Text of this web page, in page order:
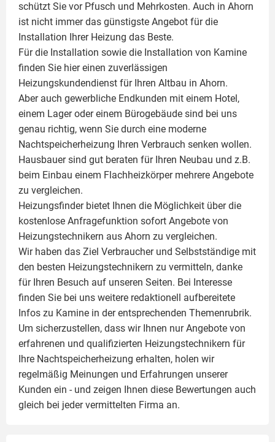
schützt Sie vor Pfusch und Mehrkosten. Auch in Ahorn
ist nicht immer das günstigste Angebot für die
Installation Ihrer Heizung das Beste.
Für die Installation sowie die Installation von Kamine
finden Sie hier einen zuverlässigen
Heizungskundendienst für Ihren Altbau in Ahorn.
Aber auch gewerbliche Endkunden mit einem Hotel,
einem Lager oder einem Bürogebäude sind bei uns
genau richtig, wenn Sie durch eine moderne
Nachtspeicherheizung Ihren Verbrauch senken wollen.
Hausbauer sind gut beraten für Ihren Neubau und z.B.
beim Einbau einem Flachheizkörpermehrere Angebote
zu vergleichen.
Heizungsfinder bietet Ihnen die Möglichkeit über die
kostenlose Anfragefunktion sofort Angebote von
Heizungstechnikern aus Ahorn zu vergleichen.
Wir haben das Ziel Verbraucher und Selbstständige mit
den besten Heizungstechnikern zu vermitteln, danke
für Ihren Besuch auf unseren Seiten. Bei Interesse
finden Sie bei uns weitere redaktionell aufbereitete
Infos zu Kamine in der entsprechenden Themenrubrik.
Um sicherzustellen, dass wir Ihnen nur Angebote von
erfahrenen und qualifizierten Heizungstechnikern für
Ihre Nachtspeicherheizung erhalten, holen wir
regelmäßig Meinungen und Erfahrungen unserer
Kunden ein - und zeigen Ihnen diese Bewertungen auch
gleich bei jeder vermittelten Firma an.